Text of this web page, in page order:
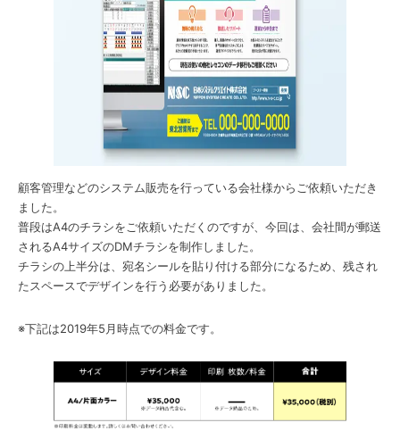
顧客管理などのシステム販売を行っている会社様からご依頼いただき
ました。
普段はA4のチラシをご依頼いただくのですが、今回は、会社間が郵送
されるA4サイズのDMチラシを制作しました。
チラシの上半分は、宛名シールを貼り付ける部分になるため、残され
たスペースでデザインを行う必要がありました。
※下記は2019年5月時点での料金です。